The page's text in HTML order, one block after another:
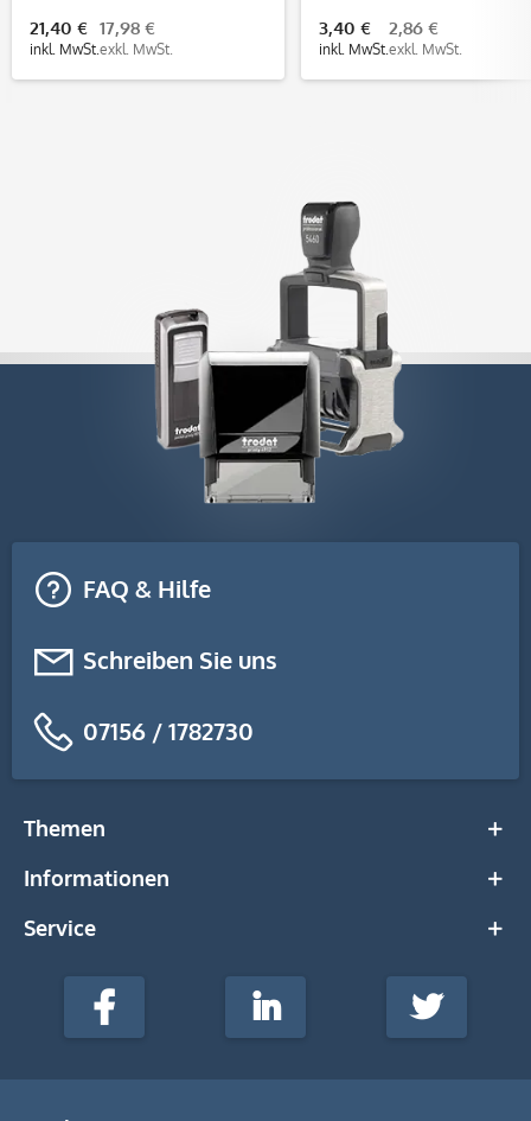
21,40 €
inkl. MwSt.
17,98 €
exkl. MwSt.
3,40 €
inkl. MwSt.
2,86 €
exkl. MwSt.
FAQ & Hilfe
Schreiben Sie uns
07156 / 1782730
Themen
Informationen
Service
stempel-
Media
Facebook LinkedIn Twitter